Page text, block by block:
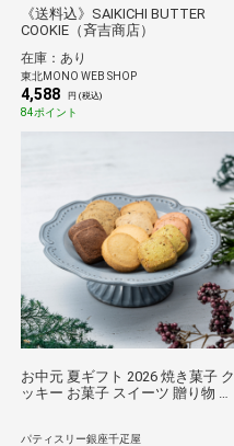
《送料込》SAIKICHI BUTTER
COOKIE（斉吉商店）
在庫：あり
東北MONO WEB SHOP
4,588 円 (税込)
84ポイント
お中元 夏ギフト 2026 焼き菓子 ク
ッキー お菓子 スイーツ 贈り物 ギ
パティスリー銀座千疋屋